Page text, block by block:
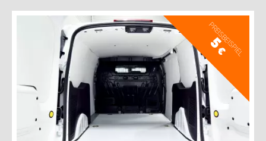
PREISBEISPIEL
5
€